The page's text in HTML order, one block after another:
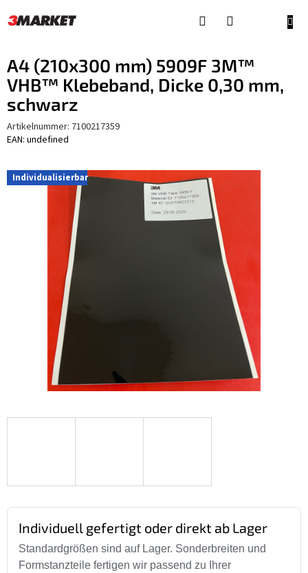
Inhalt
A4 (210x300 mm) 5909F 3M™
VHB™ Klebeband, Dicke 0,30 mm,
schwarz
Artikelnummer: 7100217359
EAN: undefined
Individualisierbar
Individuell gefertigt oder direkt ab Lager
Standardgrößen sind auf Lager. Sonderbreiten und
Formstanzteile fertigen wir passend zu Ihrer